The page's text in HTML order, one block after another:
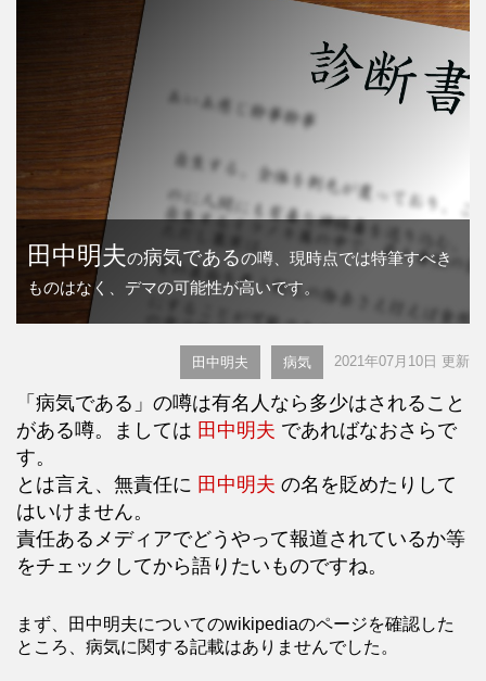
田中明夫の病気であるの噂、現時点では特筆すべき
ものはなく、デマの可能性が高いです。
田中明夫 病気 2021年07月10日 更新
「病気である」の噂は有名人なら多少はされること
がある噂。ましては 田中明夫 であればなおさらで
す。
とは言え、無責任に 田中明夫 の名を貶めたりして
はいけません。
責任あるメディアでどうやって報道されているか等
をチェックしてから語りたいものですね。
まず、田中明夫についてのwikipediaのページを確認した
ところ、病気に関する記載はありませんでした。